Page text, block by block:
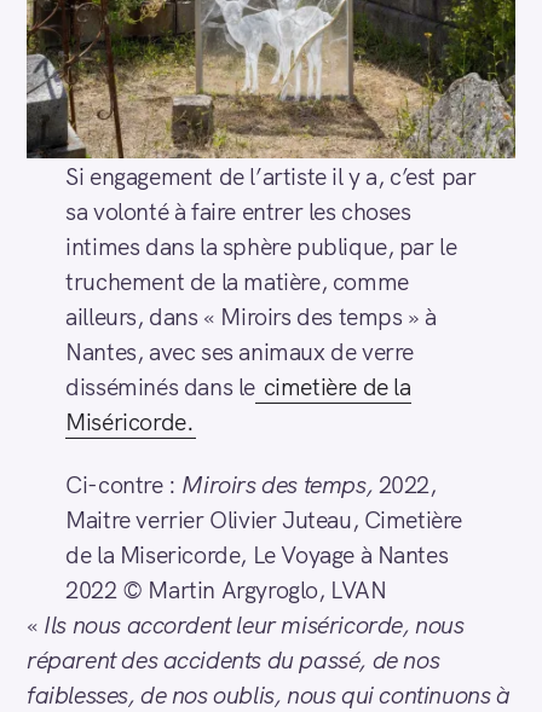
Si engagement de l’artiste il y a, c’est par
sa volonté à faire entrer les choses
intimes dans la sphère publique, par le
truchement de la matière, comme
ailleurs, dans « Miroirs des temps » à
Nantes, avec ses animaux de verre
disséminés dans le cimetière de la
Miséricorde.
Ci-contre : Miroirs des temps, 2022,
Maitre verrier Olivier Juteau, Cimetière
de la Misericorde, Le Voyage à Nantes
2022 © Martin Argyroglo, LVAN
« Ils nous accordent leur miséricorde, nous
réparent des accidents du passé, de nos
faiblesses, de nos oublis, nous qui continuons à